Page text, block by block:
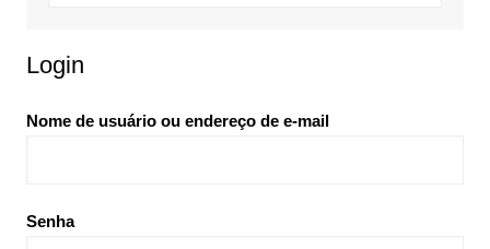
Login
Nome de usuário ou endereço de e-mail
Senha